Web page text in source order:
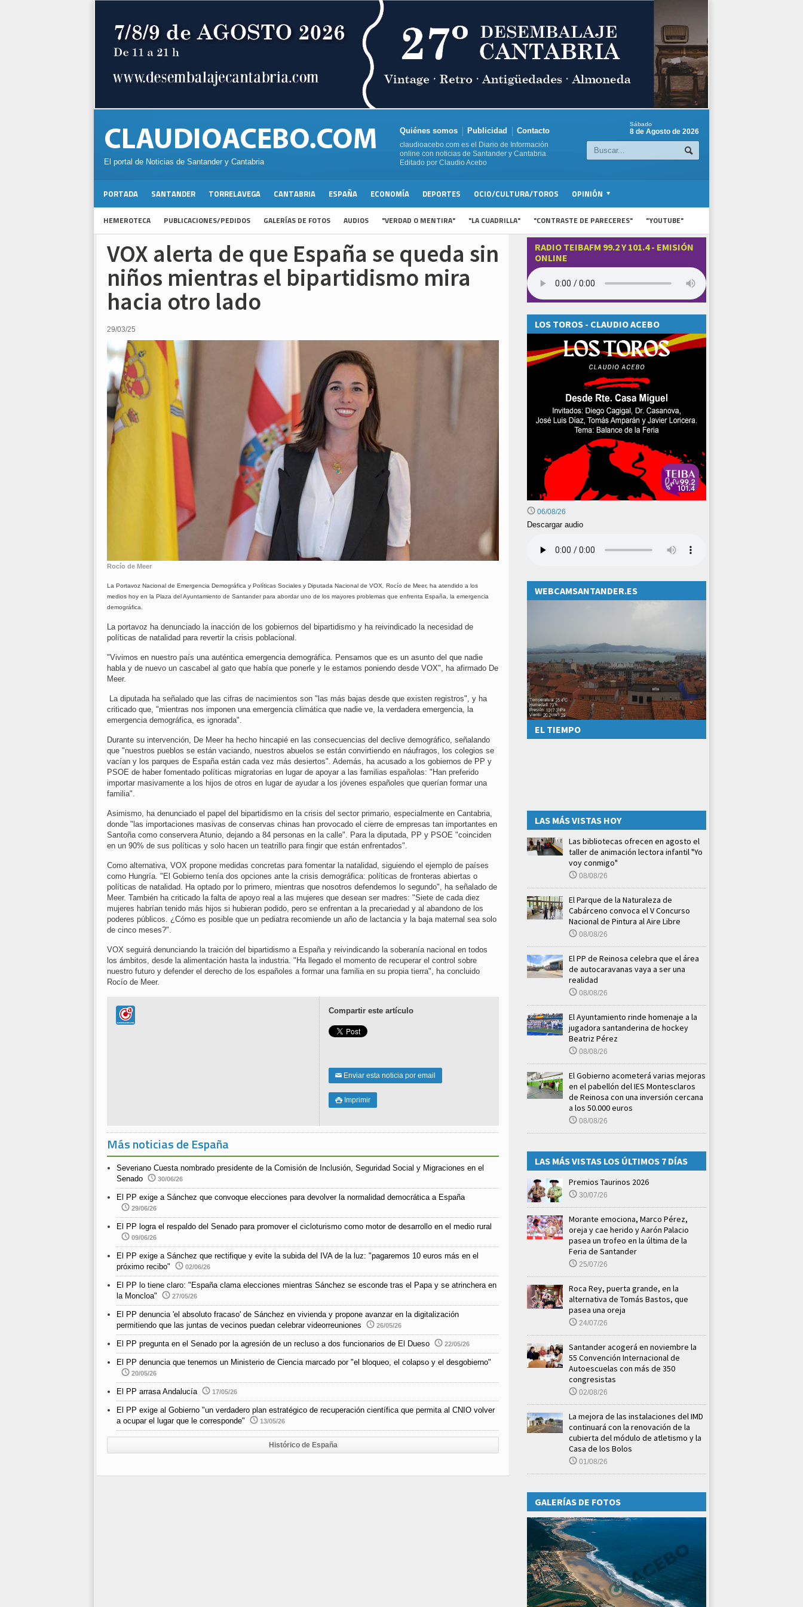
El portal de Noticias de Santander y Cantabria
Quiénes somos Publicidad Contacto
claudioacebo.com es el Diario de Información
online con noticias de Santander y Cantabria.
Editado por Claudio Acebo
Sábado
8 de Agosto de 2026
PORTADA SANTANDER TORRELAVEGA CANTABRIA ESPAÑA ECONOMÍA DEPORTES OCIO/CULTURA/TOROS OPINIÓN
HEMEROTECA PUBLICACIONES/PEDIDOS GALERÍAS DE FOTOS AUDIOS "VERDAD O MENTIRA" "LA CUADRILLA" "CONTRASTE DE PARECERES" "YOUTUBE"
VOX alerta de que España se queda sin
niños mientras el bipartidismo mira
hacia otro lado
29/03/25
Rocío de Meer
La Portavoz Nacional de Emergencia Demográfica y Políticas Sociales y Diputada Nacional de VOX, Rocío de Meer, ha atendido a los
medios hoy en la Plaza del Ayuntamiento de Santander para abordar uno de los mayores problemas que enfrenta España, la emergencia
demográfica.
La portavoz ha denunciado la inacción de los gobiernos del bipartidismo y ha reivindicado la necesidad de
políticas de natalidad para revertir la crisis poblacional.
"Vivimos en nuestro país una auténtica emergencia demográfica. Pensamos que es un asunto del que nadie
habla y de nuevo un cascabel al gato que había que ponerle y le estamos poniendo desde VOX", ha afirmado De
Meer.
La diputada ha señalado que las cifras de nacimientos son "las más bajas desde que existen registros", y ha
criticado que, "mientras nos imponen una emergencia climática que nadie ve, la verdadera emergencia, la
emergencia demográfica, es ignorada".
Durante su intervención, De Meer ha hecho hincapié en las consecuencias del declive demográfico, señalando
que "nuestros pueblos se están vaciando, nuestros abuelos se están convirtiendo en náufragos, los colegios se
vacían y los parques de España están cada vez más desiertos". Además, ha acusado a los gobiernos de PP y
PSOE de haber fomentado políticas migratorias en lugar de apoyar a las familias españolas: "Han preferido
importar masivamente a los hijos de otros en lugar de ayudar a los jóvenes españoles que querían formar una
familia".
Asimismo, ha denunciado el papel del bipartidismo en la crisis del sector primario, especialmente en Cantabria,
donde "las importaciones masivas de conservas chinas han provocado el cierre de empresas tan importantes en
Santoña como conservera Atunio, dejando a 84 personas en la calle". Para la diputada, PP y PSOE "coinciden
en un 90% de sus políticas y solo hacen un teatrillo para fingir que están enfrentados".
Como alternativa, VOX propone medidas concretas para fomentar la natalidad, siguiendo el ejemplo de países
como Hungría. "El Gobierno tenía dos opciones ante la crisis demográfica: políticas de fronteras abiertas o
políticas de natalidad. Ha optado por lo primero, mientras que nosotros defendemos lo segundo", ha señalado de
Meer. También ha criticado la falta de apoyo real a las mujeres que desean ser madres: "Siete de cada diez
mujeres habrían tenido más hijos si hubieran podido, pero se enfrentan a la precariedad y al abandono de los
poderes públicos. ¿Cómo es posible que un pediatra recomiende un año de lactancia y la baja maternal sea solo
de cinco meses?".
VOX seguirá denunciando la traición del bipartidismo a España y reivindicando la soberanía nacional en todos
los ámbitos, desde la alimentación hasta la industria. "Ha llegado el momento de recuperar el control sobre
nuestro futuro y defender el derecho de los españoles a formar una familia en su propia tierra", ha concluido
Rocío de Meer.
Compartir este artículo
✉ Enviar esta noticia por email
 Imprimir
Más noticias de España
Severiano Cuesta nombrado presidente de la Comisión de Inclusión, Seguridad Social y Migraciones en el
Senado
30/06/26
El PP exige a Sánchez que convoque elecciones para devolver la normalidad democrática a España
29/06/26
El PP logra el respaldo del Senado para promover el cicloturismo como motor de desarrollo en el medio rural
09/06/26
El PP exige a Sánchez que rectifique y evite la subida del IVA de la luz: "pagaremos 10 euros más en el
próximo recibo"
02/06/26
El PP lo tiene claro: "España clama elecciones mientras Sánchez se esconde tras el Papa y se atrinchera en
la Moncloa"
27/05/26
El PP denuncia 'el absoluto fracaso' de Sánchez en vivienda y propone avanzar en la digitalización
permitiendo que las juntas de vecinos puedan celebrar videorreuniones
26/05/26
El PP pregunta en el Senado por la agresión de un recluso a dos funcionarios de El Dueso 22/05/26
El PP denuncia que tenemos un Ministerio de Ciencia marcado por "el bloqueo, el colapso y el desgobierno"
20/05/26
El PP arrasa Andalucía 17/05/26
El PP exige al Gobierno "un verdadero plan estratégico de recuperación científica que permita al CNIO volver
a ocupar el lugar que le corresponde"
13/05/26
Histórico de España
RADIO TEIBAFM 99.2 Y 101.4 - EMISIÓN
ONLINE
LOS TOROS - CLAUDIO ACEBO
06/08/26
Descargar audio
WEBCAMSANTANDER.ES
EL TIEMPO
LAS MÁS VISTAS HOY
Las bibliotecas ofrecen en agosto el
taller de animación lectora infantil "Yo
voy conmigo"
08/08/26
El Parque de la Naturaleza de
Cabárceno convoca el V Concurso
Nacional de Pintura al Aire Libre
08/08/26
El PP de Reinosa celebra que el área
de autocaravanas vaya a ser una
realidad
08/08/26
El Ayuntamiento rinde homenaje a la
jugadora santanderina de hockey
Beatriz Pérez
08/08/26
El Gobierno acometerá varias mejoras
en el pabellón del IES Montesclaros
de Reinosa con una inversión cercana
a los 50.000 euros
08/08/26
LAS MÁS VISTAS LOS ÚLTIMOS 7 DÍAS
Premios Taurinos 2026
30/07/26
Morante emociona, Marco Pérez,
oreja y cae herido y Aarón Palacio
pasea un trofeo en la última de la
Feria de Santander
25/07/26
Roca Rey, puerta grande, en la
alternativa de Tomás Bastos, que
pasea una oreja
24/07/26
Santander acogerá en noviembre la
55 Convención Internacional de
Autoescuelas con más de 350
congresistas
02/08/26
La mejora de las instalaciones del IMD
continuará con la renovación de la
cubierta del módulo de atletismo y la
Casa de los Bolos
01/08/26
GALERÍAS DE FOTOS